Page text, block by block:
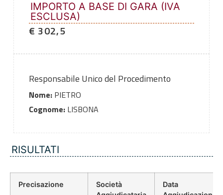
IMPORTO A BASE DI GARA (IVA
ESCLUSA)
€ 302,5
Responsabile Unico del Procedimento
Nome:PIETRO
Cognome:LISBONA
RISULTATI
Precisazione
Società
Data